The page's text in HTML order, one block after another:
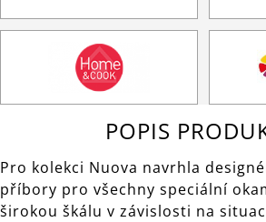
POPIS
Pro kolekci Nuova navrhla
příbory pro všechny speciální
širokou škálu v závislosti na